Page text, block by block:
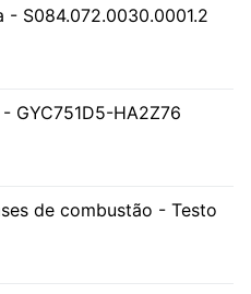
- S084.072.0030.0001.2
GYC751D5-HA2Z76
de combustão - Testo